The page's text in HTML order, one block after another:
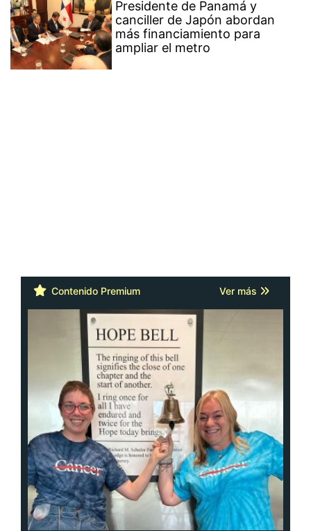
Presidente de Panamá y
canciller de Japón abordan
más financiamiento para
ampliar el metro
Contenido Premium Ver más